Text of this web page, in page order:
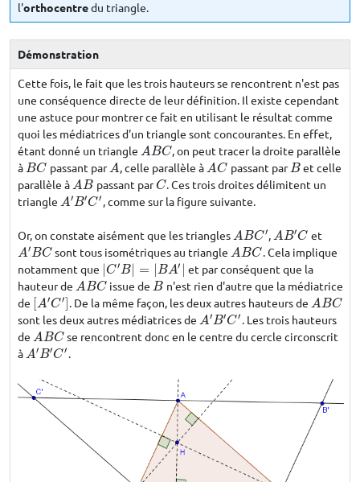
l'orthocentredu triangle.
Démonstration
Cette fois, le fait que les trois hauteurs se rencontrent n'est pas
une conséquence directe de leur définition. Il existe cependant
une astuce pour montrer ce fait en utilisant le résultat comme
quoi les médiatrices d'un triangle sont concourantes. En effet,
étant donné un triangle ABC
ABC
, on peut tracer la droite parallèle
àBC
BC passant parA
A , celle parallèle àAC
AC passant parB
B et celle
parallèle àAB
AB passant parC
C . Ces trois droites délimitent un
triangle A′B′C′
A′B′C′ , comme sur la figure suivante.
Or, on constate aisément que les trianglesABC′
ABC′ , AB′C
AB′C et
A′BC
A′BC sont tous isométriques au triangle ABC
ABC
. Cela implique
notamment que |C′B| = |BA′ |
C′B|= BA
et par conséquent que la
hauteur de ABC
ABC issue de B
B n'est rien d'autre que la médiatrice
de [A′C′]
A′C′] . De la même façon, les deux autres hauteurs de ABC
ABC
sont les deux autres médiatrices de A′B′C′
A′B′C′
. Les trois hauteurs
de ABC
ABC
se rencontrent donc en le centre du cercle circonscrit
àA′B′C′
A′B′C′ .